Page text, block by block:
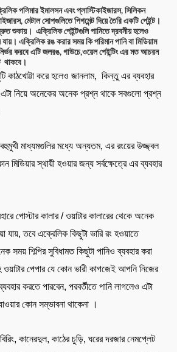
পলিমার ইমালসন এবং প্লাস্টিকাইজারস, সিলিকন
মেটাল সোপগুলিতে পিগমেন্ট দিয়ে তৈরি একটি পেইন্ট।
শুকায়। এক্রিলিক পেইন্টগুলি পানিতে দ্রবনীয় হলেও
এক্রিলিক রঙ করার সময় কি পরিমান পানি বা মিডিয়াম
করবে এটি জলরঙ, গাউচে,ওয়েল পেইন্টিং এর মত আচরন
থাকবে।
কাঠখোট্টা করে হলেও জানলাম, কিন্তু এর ব্যবহার
এটা নিয়ে অনেকের অনেক প্রশ্ন থাকে সবগুলো প্রশ্ন
মাধ্যমগুলির মধ্যে অন্যতম, এর রংয়ের উজ্জ্বল
মিডিয়ার স্থায়ী হওয়ার জন্য সর্বক্ষেত্রে এর ব্যবহার
পোস্টার কালার / ওয়াটার কালারের থেকে অনেক
যায়, তবে এক্রেলিক কিছুটা ভারি রং হওয়াতে
সময় শিল্পির সুবিধামত কিছুটা পানিও ব্যবহার করা
ওয়াটার পেপার যে কোন ভারী কাগজেই আপনি নিজের
করতে পারবেন, পরবর্তীতে পানি লাগলেও এটা
কোন সম্ভাবনা থাকেনা ।
কানেরদুল, কাঠের চুড়ি, ঘরের দরজার নেমপ্লেট